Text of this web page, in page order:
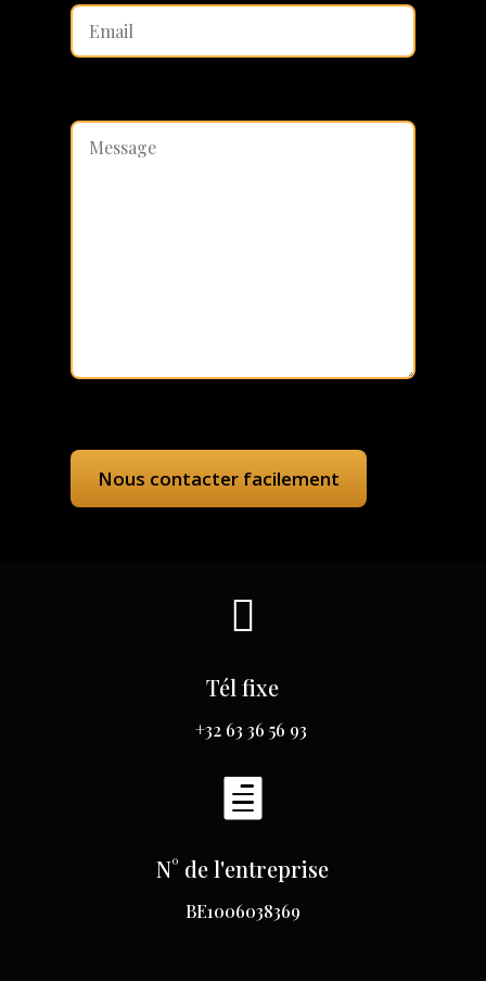

Tél fixe
+32 63 36 56 93

N° de l'entreprise
BE1006038369